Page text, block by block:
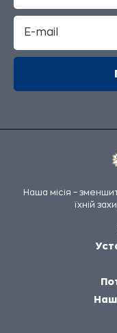
Наша місія –
їхній